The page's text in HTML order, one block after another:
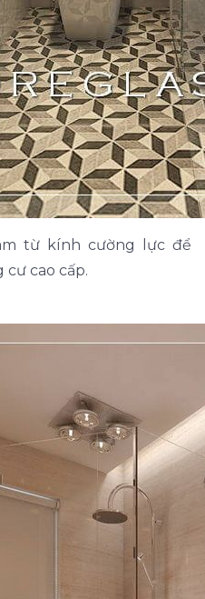
từ kính cường lực để
cao cấp.